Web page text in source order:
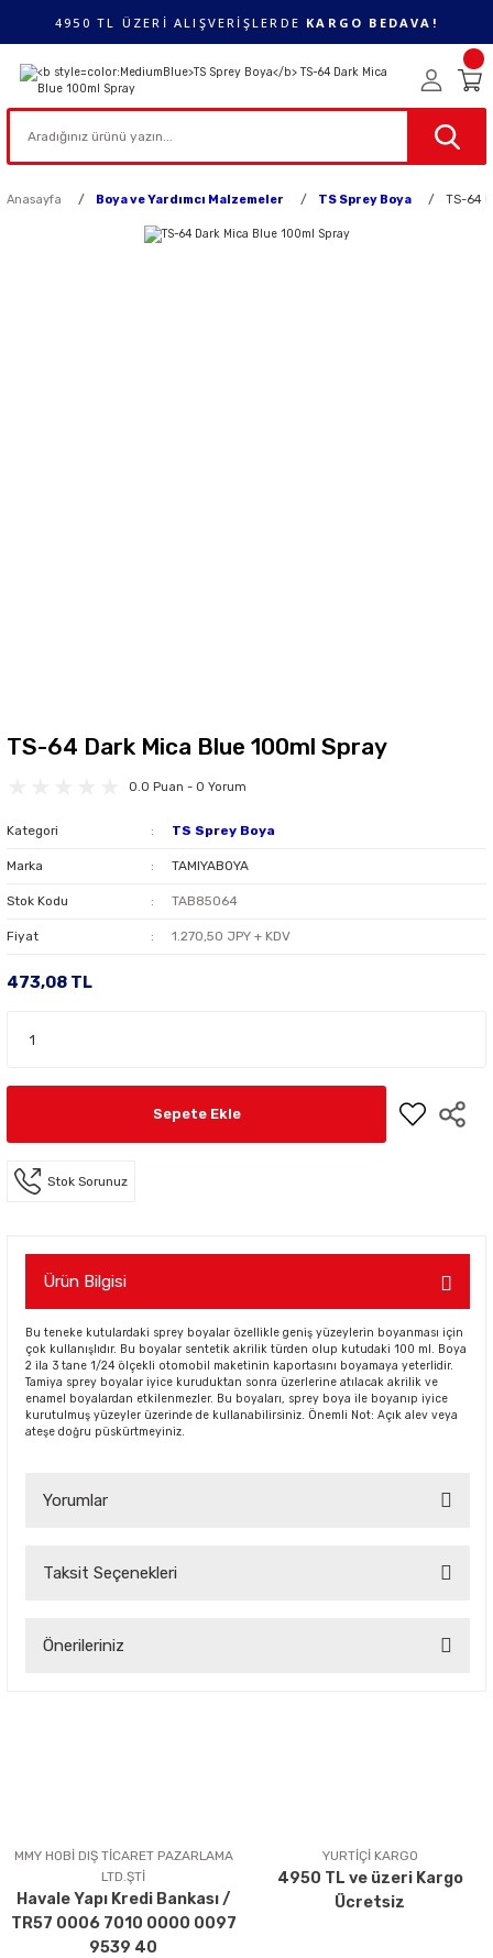
4950 TL ÜZERİ ALIŞVERİŞLERDE KARGO BEDAVA!
Anasayfa Boya ve Yardımcı Malzemeler TS Sprey Boya TS-64
TS-64 Dark Mica Blue 100ml Spray
0.0 Puan - 0 Yorum
Kategori TS Sprey Boya
Marka TAMIYABOYA
Stok Kodu TAB85064
Fiyat 1.270,50 JPY + KDV
473,08 TL
Sepete Ekle
Stok Sorunuz
Ürün Bilgisi
Bu teneke kutulardaki sprey boyalar özellikle geniş yüzeylerin boyanması için
çok kullanışlıdır. Bu boyalar sentetik akrilik türden olup kutudaki 100 ml. Boya
2 ila 3 tane 1/24 ölçekli otomobil maketinin kaportasını boyamaya yeterlidir.
Tamiya sprey boyalar iyice kuruduktan sonra üzerlerine atılacak akrilik ve
enamel boyalardan etkilenmezler. Bu boyaları, sprey boya ile boyanıp iyice
kurutulmuş yüzeyler üzerinde de kullanabilirsiniz. Önemli Not: Açık alev veya
ateşe doğru püskürtmeyiniz.
Yorumlar
Taksit Seçenekleri
Önerileriniz
Ürün açıklamasında eksik bilgiler bulunuyor.
Ürün bilgilerinde hatalar bulunuyor.
Ürün fiyatı diğer sitelerden daha pahalı.
Bu ürüne benzer farklı alternatifler olmalı.
MMY HOBİ DIŞ TİCARET PAZARLAMA
LTD.ŞTİ
Havale Yapı Kredi Bankası /
TR57 0006 7010 0000 0097
9539 40
YURTİÇİ KARGO
4950 TL ve üzeri Kargo
Ücretsiz